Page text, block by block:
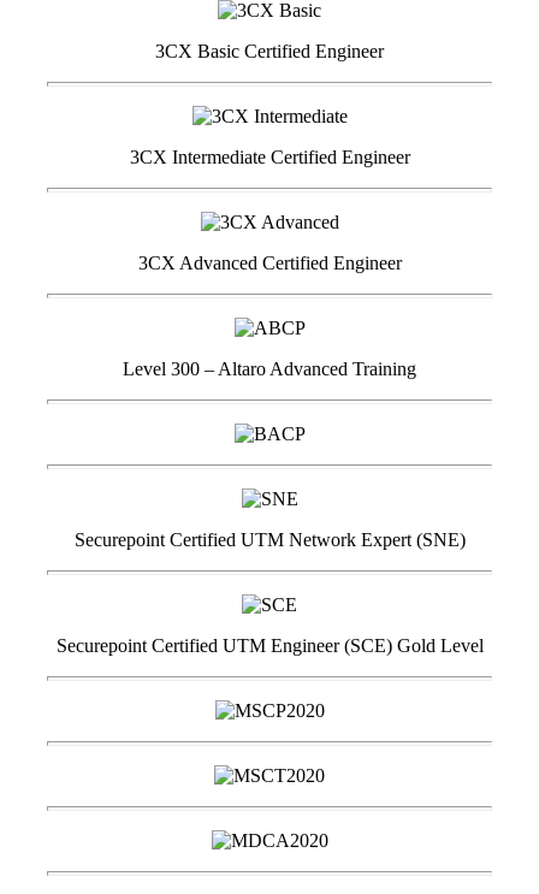
3CX Basic Certified Engineer
3CX Intermediate Certified Engineer
3CX Advanced Certified Engineer
Level 300 – Altaro Advanced Training
Securepoint Certified UTM Network Expert (SNE)
Securepoint Certified UTM Engineer (SCE) Gold Level